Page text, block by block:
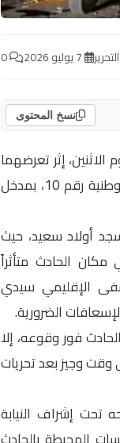
نسخ المحتوى
إثر تعرضهما
لحادثة دهس بواسطة سيارة خفيفة على مستوى الطريق الوطنية رقم 10، بمدخل
أولاد سعيد، حيث
الحادث متأثراً
الإقليمي سيدي
الضرورية.
فور وقوعه، إلا
وجيز بعد تحريات
تحت إشراف النيابة